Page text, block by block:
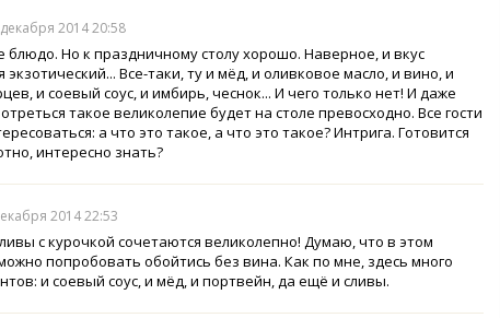
2014 20:58
блюдо. Но к праздничному столу хорошо. Наверное, и вкус
экзотический... Все-таки, ту и мёд, и оливковое масло, и вино, и
и соевый соус, и имбирь, чеснок... И чего только нет! И даже
такое великолепие будет на столе превосходно. Все гости
а что это такое, а что это такое? Интрига. Готовится
интересно знать?
2014 22:53
с курочкой сочетаются великолепно! Думаю, что в этом
попробовать обойтись без вина. Как по мне, здесь много
и соевый соус, и мёд, и портвейн, да ещё и сливы.